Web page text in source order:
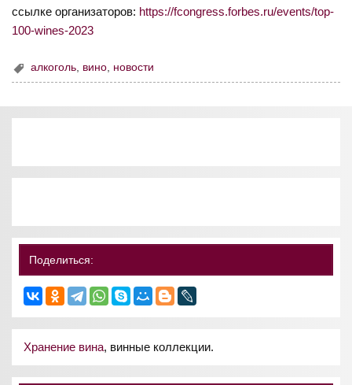
ссылке организаторов: https://fcongress.forbes.ru/events/top-
100-wines-2023
алкоголь вино новости
Поделиться:
Хранение вина, винные коллекции.